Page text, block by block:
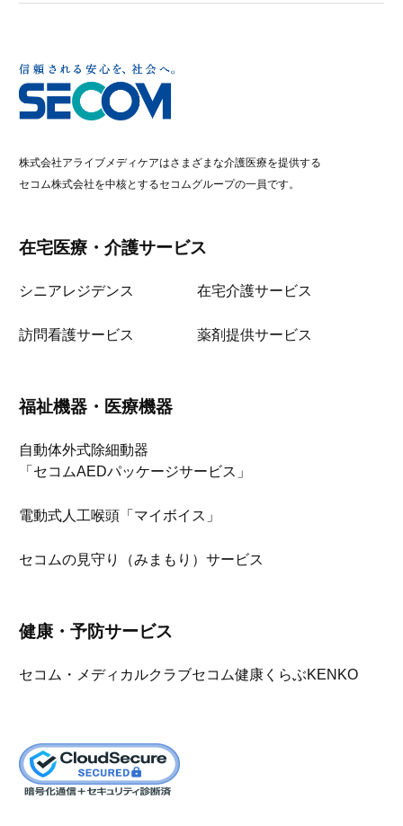
株式会社アライブメディケアはさまざまな介護医療を提供する
セコム株式会社を中核とするセコムグループの一員です。
在宅医療・介護サービス
シニアレジデンス 在宅介護サービス
訪問看護サービス 薬剤提供サービス
福祉機器・医療機器
自動体外式除細動器
「セコムAEDパッケージサービス」
電動式人工喉頭「マイボイス」
セコムの見守り（みまもり）サービス
健康・予防サービス
セコム・メディカルクラブセコム健康くらぶKENKO